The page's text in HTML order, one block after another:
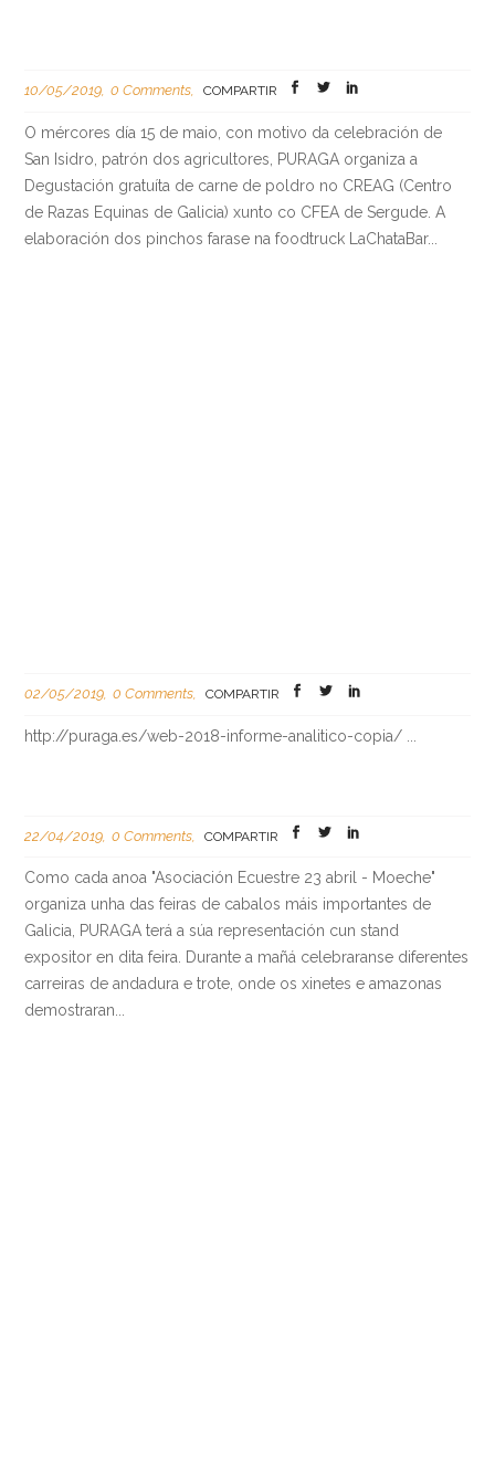
10/05/2019 0 Comments COMPARTIR
O mércores día 15 de maio, con motivo da celebración de
San Isidro, patrón dos agricultores, PURAGA organiza a
Degustación gratuíta de carne de poldro no CREAG (Centro
de Razas Equinas de Galicia) xunto co CFEA de Sergude. A
elaboración dos pinchos farase na foodtruck LaChataBar...
02/05/2019 0 Comments COMPARTIR
http://puraga.es/web-2018-informe-analitico-copia/ ...
22/04/2019 0 Comments COMPARTIR
Como cada anoa "Asociación Ecuestre 23 abril - Moeche"
organiza unha das feiras de cabalos máis importantes de
Galicia, PURAGA terá a súa representación cun stand
expositor en dita feira. Durante a mañá celebraranse diferentes
carreiras de andadura e trote, onde os xinetes e amazonas
demostraran...